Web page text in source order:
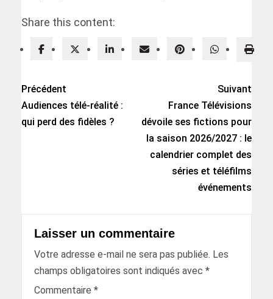
Share this content:
Précédent
Audiences télé-réalité :
qui perd des fidèles ?
Suivant
France Télévisions
dévoile ses fictions pour
la saison 2026/2027 : le
calendrier complet des
séries et téléfilms
événements
Laisser un commentaire
Votre adresse e-mail ne sera pas publiée. Les
champs obligatoires sont indiqués avec *
Commentaire *